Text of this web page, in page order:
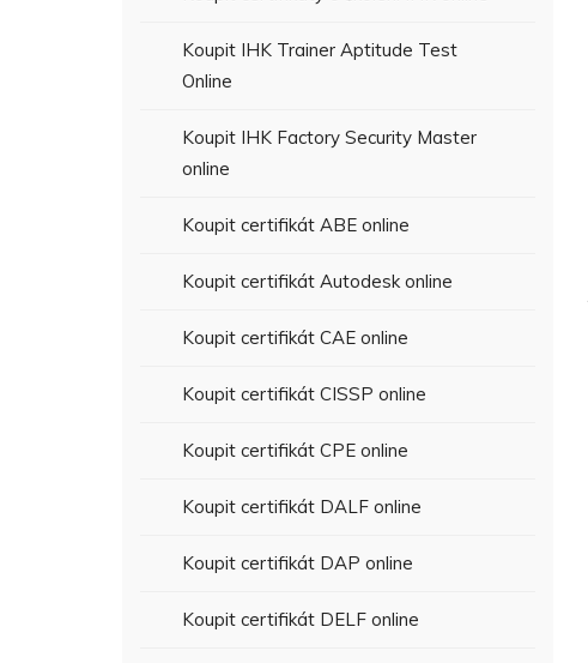
Koupit IHK Trainer Aptitude Test
Online
Koupit IHK Factory Security Master
online
Koupit certifikát ABE online
Koupit certifikát Autodesk online
Koupit certifikát CAE online
Koupit certifikát CISSP online
Koupit certifikát CPE online
Koupit certifikát DALF online
Koupit certifikát DAP online
Koupit certifikát DELF online